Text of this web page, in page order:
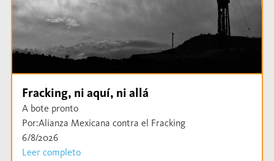
Fracking, ni aquí, ni allá
A bote pronto
Por:Alianza Mexicana contra el Fracking
6/8/2026
Leer completo